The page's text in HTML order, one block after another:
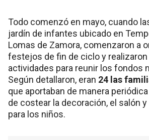
Todo comenzó en mayo, cuando
jardín de infantes ubicado en
Lomas de Zamora, comenzaron a
festejos de fin de ciclo y
actividades para reunir los fondos
Según detallaron, eran 24 las
que aportaban de manera
de costear la decoración, el salón
para los niños.